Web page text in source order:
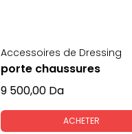
Accessoires de Dressing
porte chaussures
9 500,00 Da
ACHETER